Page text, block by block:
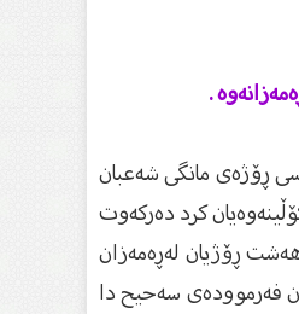
سی ڕۆژەی مانگی شەعبان
کرد دەرکەوت
دا دەرکەوت بیست و هەشت ڕۆژیان لەڕەمەزان
فەرموودەی سەحیح دا